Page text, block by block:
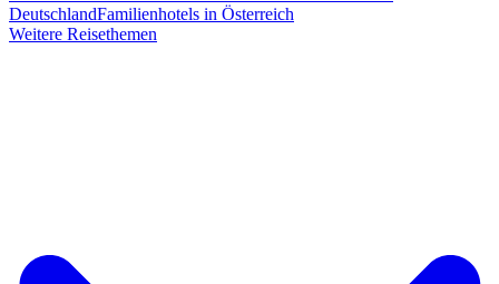
DeutschlandFamilienhotels in Österreich
Weitere Reisethemen